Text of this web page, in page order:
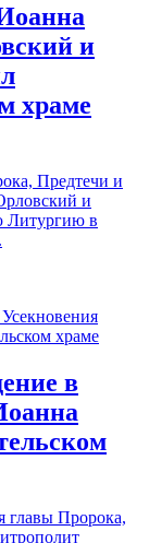
и
храме
Предтечи и
и
Литургию в
в
главы Пророка,